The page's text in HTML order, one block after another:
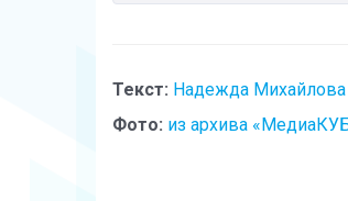
Текст: Надежда Михайлова
Фото: из архива